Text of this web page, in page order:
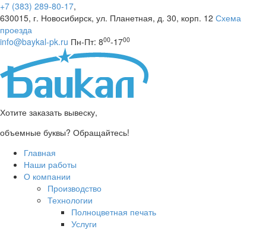
+7 (383) 289-80-17,
630015, г. Новосибирск, ул. Планетная, д. 30, корп. 12 Схема
проезда
info@baykal-pk.ru Пн-Пт: 800-1700
Хотите заказать вывеску,
объемные буквы? Обращайтесь!
Главная
Наши работы
О компании
Производство
Технологии
Полноцветная печать
Услуги